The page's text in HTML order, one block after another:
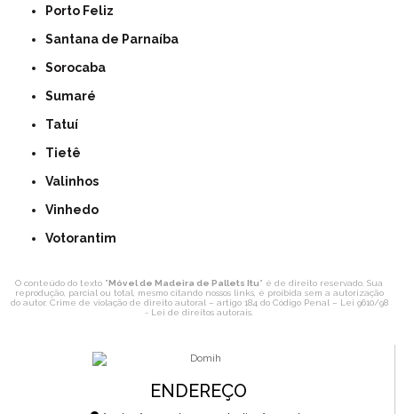
Porto Feliz
Santana de Parnaíba
Sorocaba
Sumaré
Tatuí
Tietê
Valinhos
Vinhedo
Votorantim
O conteúdo do texto "Móvel de Madeira de Pallets Itu" é de direito reservado. Sua
reprodução, parcial ou total, mesmo citando nossos links, é proibida sem a autorização
do autor. Crime de violação de direito autoral – artigo 184 do Código Penal – Lei 9610/98
- Lei de direitos autorais
ENDEREÇO